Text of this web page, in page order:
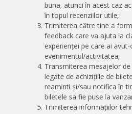
buna, atunci în acest caz
în topul recenziilor utile;
Trimiterea către tine a
feedback care va ajuta la
experienței pe care ai avut-
evenimentul/activitatea;
Transmiterea mesajelor
legate de achizițiile de
reaminti și/sau notifica în
biletele sa fie puse la
Trimiterea informațiilor